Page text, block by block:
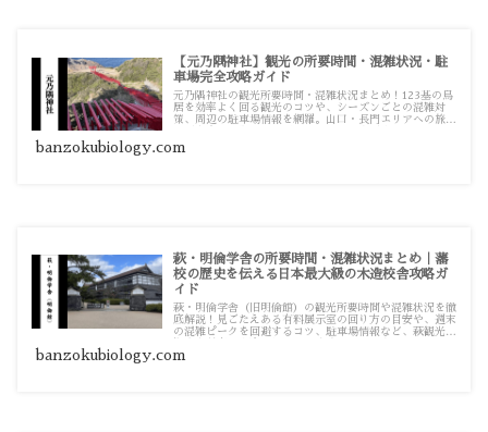
【元乃隅神社】観光の所要時間・混雑状況・駐
車場完全攻略ガイド
元乃隅神社の観光所要時間・混雑状況まとめ！123基の鳥
居を効率よく回る観光のコツや、シーズンごとの混雑対
策、周辺の駐車場情報を網羅。山口・長門エリアへの旅行
banzokubiology.com
萩・明倫学舎の所要時間・混雑状況まとめ｜藩
校の歴史を伝える日本最大級の木造校舎攻略ガ
イド
萩・明倫学舎（旧明倫館）の観光所要時間や混雑状況を徹
底解説！見ごたえある有料展示室の回り方の目安や、週末
の混雑ピークを回避するコツ、駐車場情報など、萩観光の
banzokubiology.com